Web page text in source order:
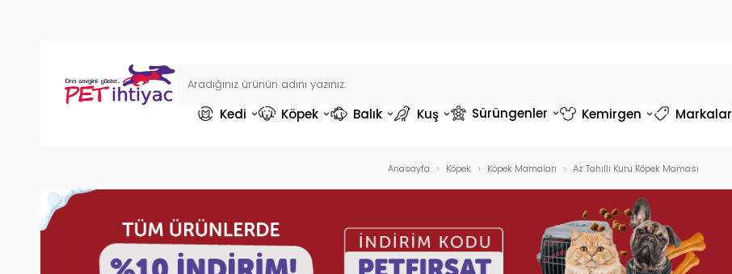
Kedi Köpek Balık Kuş Sürüngenler Kemirgen Markalar
Anasayfa Köpek Köpek Mamaları Az Tahıllı Kuru Köpek Maması